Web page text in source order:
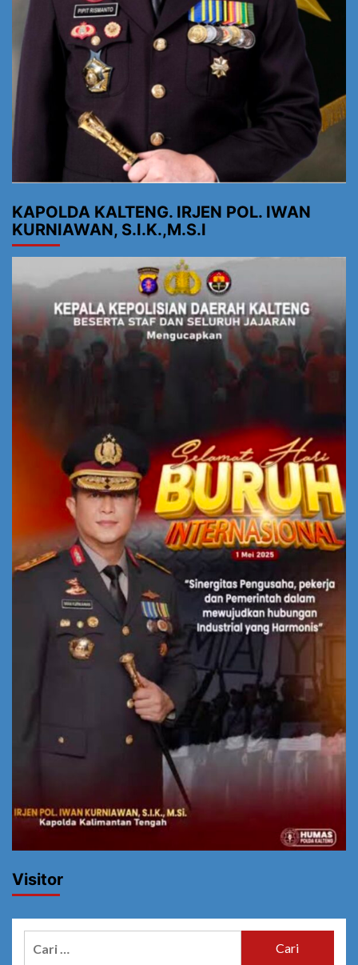
KAPOLDA KALTENG. IRJEN POL. IWAN
KURNIAWAN, S.I.K.,M.S.I
Visitor